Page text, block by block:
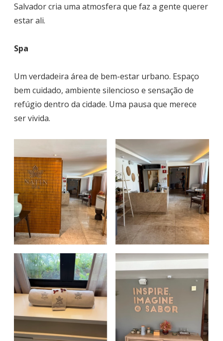
Salvador cria uma atmosfera que faz a gente querer
estar ali.
Spa
Um verdadeira área de bem-estar urbano. Espaço
bem cuidado, ambiente silencioso e sensação de
refúgio dentro da cidade. Uma pausa que merece
ser vivida.